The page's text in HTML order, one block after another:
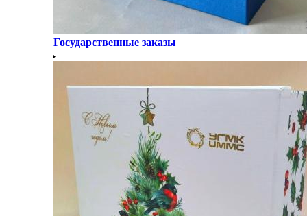
Государственные заказы